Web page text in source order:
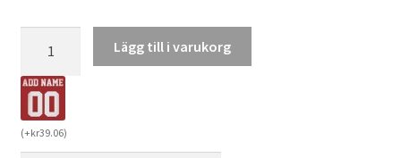
Bortaställ
VM
2026
Barn
Federico
Lägg till i varukorg
(+kr39.06)